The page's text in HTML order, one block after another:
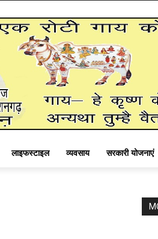
लाइफस्टाइल व्यवसाय सरकारी योजनाएं